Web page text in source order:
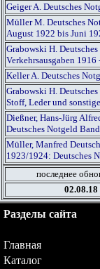
Geiger A. Deutsches
Müller M. Deutsches
August 1922 bis Juni
Grabowski H.
Verkehrsausgaben 1916
Keller A. Deutsches
Grabowski H.
Stoff, Leder und
Dießner, Hans-Jürg
Deutsches Notgeld
Müller, Manfred
1923/1924: Deutsches
последнее
02.08.18
Разделы сайта
Главная
Каталог